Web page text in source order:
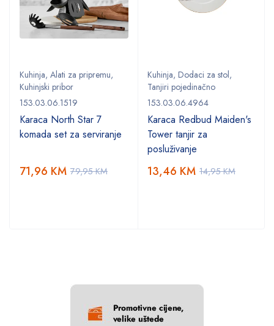
Kuhinja, Alati za pripremu,
Kuhinjski pribor
153.03.06.1519
Karaca North Star 7
komada set za serviranje
79,95KM
71,96 KM
Kuhinja, Dodaci za stol,
Tanjiri pojedinačno
153.03.06.4964
Karaca Redbud Maiden's
Tower tanjir za
posluživanje
14,95KM
13,46 KM